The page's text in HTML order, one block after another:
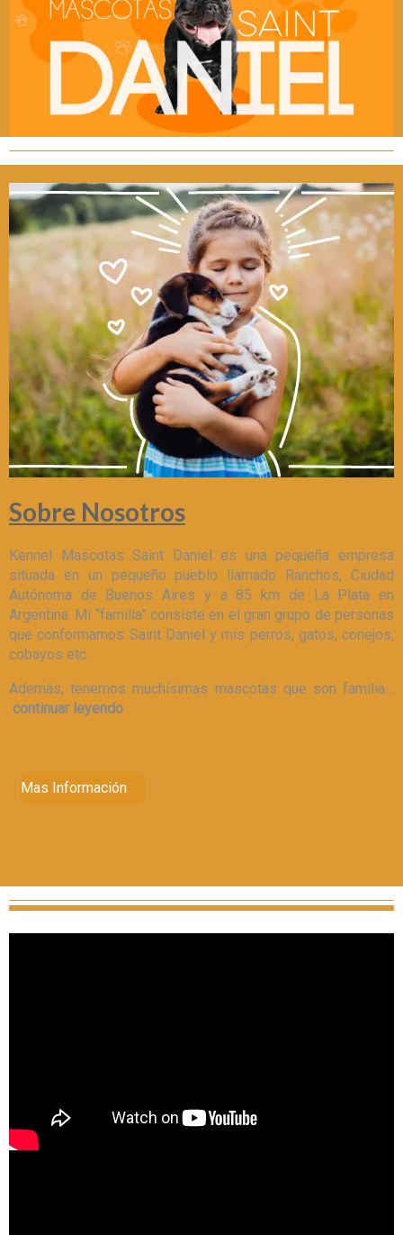
Sobre Nosotros
Kennel Mascotas Saint Daniel es una pequeña empresa
situada en un pequeño pueblo llamado Ranchos, Ciudad
Autónoma de Buenos Aires y a 85 km de La Plata en
Argentina. Mi “familia” consiste en el gran grupo de personas
que conformamos Saint Daniel y mis perros, gatos, conejos,
cobayos etc.
Además, tenemos muchísimas mascotas que son familia…
continuar leyendo
Mas Información